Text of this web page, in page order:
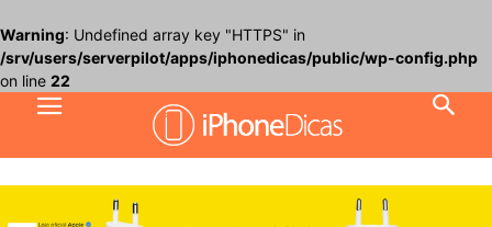
Warning: Undefined array key "HTTPS" in
/srv/users/serverpilot/apps/iphonedicas/public/wp-config.php
on line 22